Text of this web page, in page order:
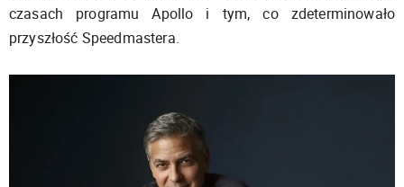
czasach programu Apollo i tym, co zdeterminowało
przyszłość Speedmastera.